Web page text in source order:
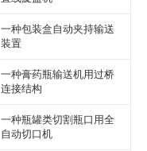
一种包装盒自动夹持输送
装置
一种膏药瓶输送机用过桥
连接结构
一种瓶罐类切割瓶口用全
自动切口机